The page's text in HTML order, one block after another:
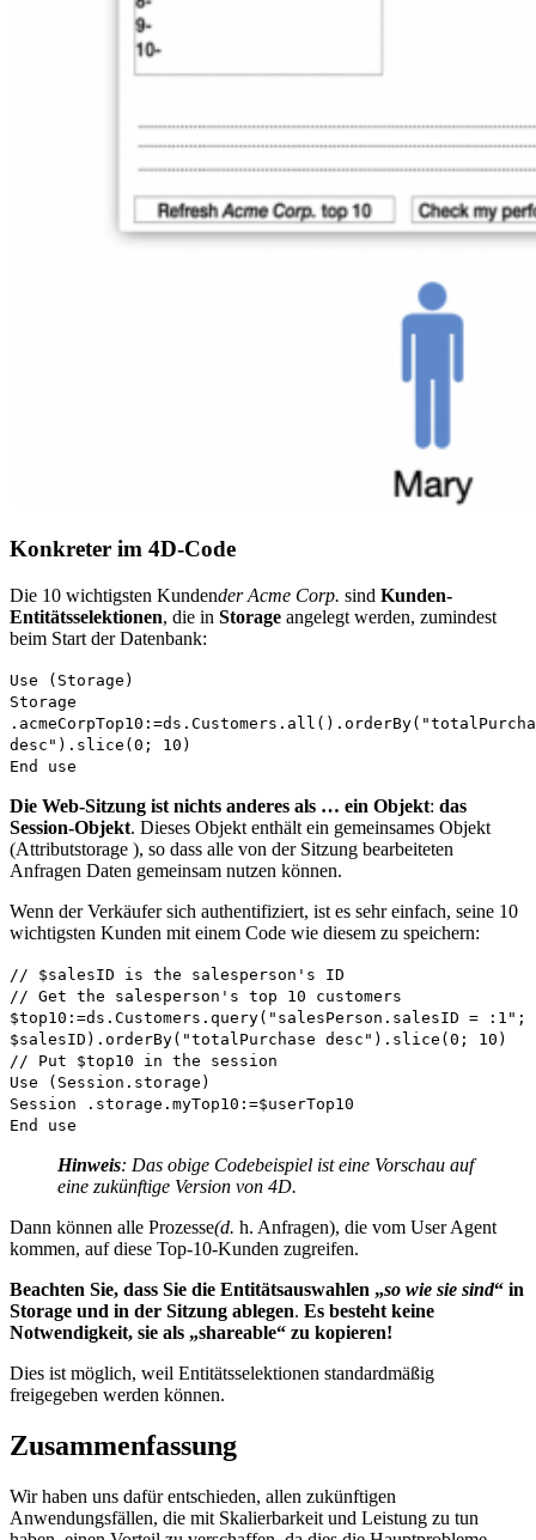
Konkreter im 4D-Code
Die 10 wichtigsten Kundender Acme Corp. sind Kunden-
Entitätsselektionen, die in Storage angelegt werden, zumindest
beim Start der Datenbank:
Use ( Storage )
Storage
. acmeCorpTop10 :=ds . Customers . all (). orderB
desc"). slice (0; 10)
End use
Die Web-Sitzung ist nichts anderes als … ein Objekt: das
Session-Objekt. Dieses Objekt enthält ein gemeinsames Objekt
(Attributstorage ), so dass alle von der Sitzung bearbeiteten
Anfragen Daten gemeinsam nutzen können.
Wenn der Verkäufer sich authentifiziert, ist es sehr einfach, seine 10
wichtigsten Kunden mit einem Code wie diesem zu speichern:
// $salesID is the salesperson's ID
// Get the salesperson's top 10 customers
$top10 :=ds . Customers . query("salesPerson.salesID = :1";
$salesID ). orderBy("totalPurchase desc"). slice (0; 10)
// Put $top10 in the session
Use ( Session . storage )
Session . storage . myTop10 :=$userTop10
End use
Hinweis: Das obige Codebeispiel ist eine Vorschau auf
eine zukünftige Version von 4D.
Dann können alle Prozesse(d. h. Anfragen), die vom User Agent
kommen, auf diese Top-10-Kunden zugreifen.
Beachten Sie, dass Sie die Entitätsauswahlen „so wie sie sind“ in
Storage und in der Sitzung ablegen. Es besteht keine
Notwendigkeit, sie als „shareable“ zu kopieren!
Dies ist möglich, weil Entitätsselektionen standardmäßig
freigegeben werden können.
Zusammenfassung
Wir haben uns dafür entschieden, allen zukünftigen
Anwendungsfällen, die mit Skalierbarkeit und Leistung zu tun